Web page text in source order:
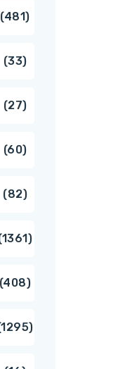
481481
3333
producten
2727
producten
6060
producten
8282
producten
13611361
producten
408408
producten
12951295